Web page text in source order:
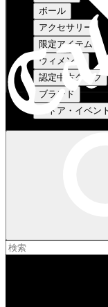
ボール
アクセサリー
限定アイテム
ウィメンズ
認定中古クラブ
ブランド
ストア・イベント